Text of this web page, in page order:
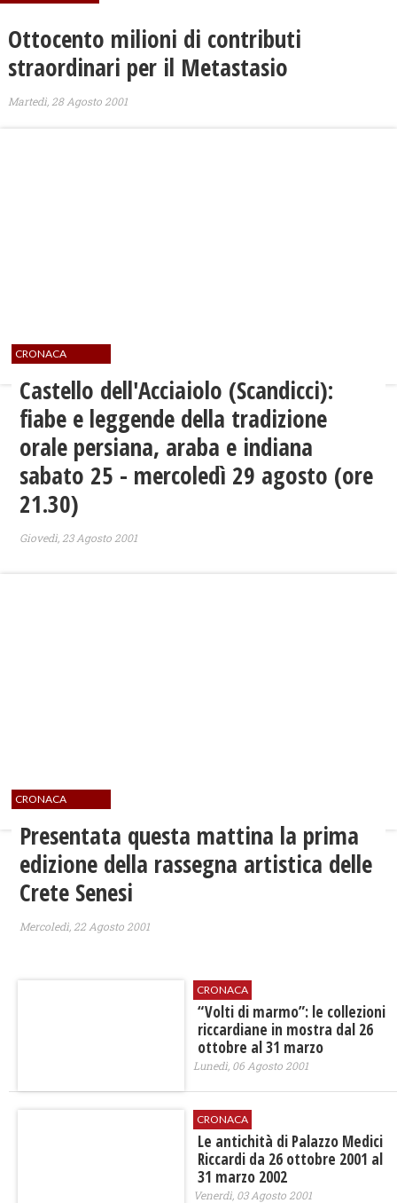
Ottocento milioni di contributi
straordinari per il Metastasio
Martedì, 28 Agosto 2001
CRONACA
Castello dell'Acciaiolo (Scandicci):
fiabe e leggende della tradizione
orale persiana, araba e indiana
sabato 25 - mercoledì 29 agosto (ore
21.30)
Giovedì, 23 Agosto 2001
CRONACA
Presentata questa mattina la prima
edizione della rassegna artistica delle
Crete Senesi
Mercoledì, 22 Agosto 2001
CRONACA
“Volti di marmo”: le collezioni
riccardiane in mostra dal 26
ottobre al 31 marzo
Lunedì, 06 Agosto 2001
CRONACA
Le antichità di Palazzo Medici
Riccardi da 26 ottobre 2001 al
31 marzo 2002
Venerdì, 03 Agosto 2001